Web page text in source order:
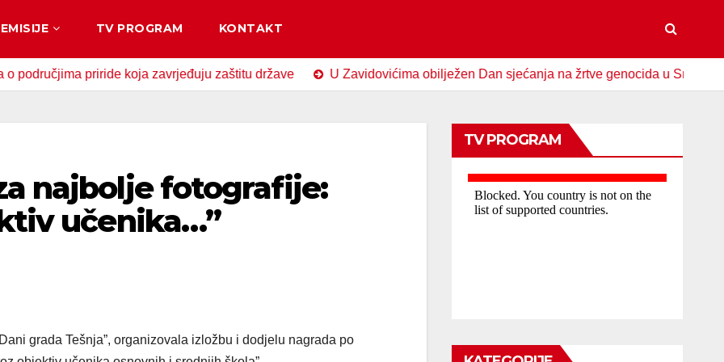
EMISIJE TV PROGRAM KONTAKT
priride koja zavrjeđuju zaštitu države U Zavidovićima obilježen Dan sjećanja na žrtve genocida u Srebrenici
najbolje fotografije:
učenika…”
grada Tešnja”, organizovala izložbu i dodjelu nagrada po
TV PROGRAM